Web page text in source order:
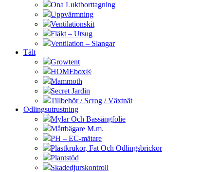
Ona Luktborttagning
Uppvärmning
Ventilationskit
Fläkt – Utsug
Ventilation – Slangar
Tält
Growtent
HOMEbox®
Mammoth
Secret Jardin
Tillbehör / Scrog / Växtnät
Odlingsutrustning
Mylar Och Bassängfolie
Måttbägare M.m.
PH – EC-mätare
Plastkrukor, Fat Och Odlingsbrickor
Plantstöd
Skadedjurskontroll